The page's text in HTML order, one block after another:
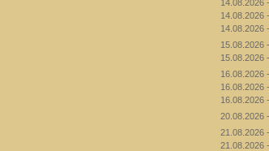
14.08.2026
14.08.2026
14.08.2026
15.08.2026
15.08.2026
16.08.2026
16.08.2026
16.08.2026
20.08.2026
21.08.2026
21.08.2026